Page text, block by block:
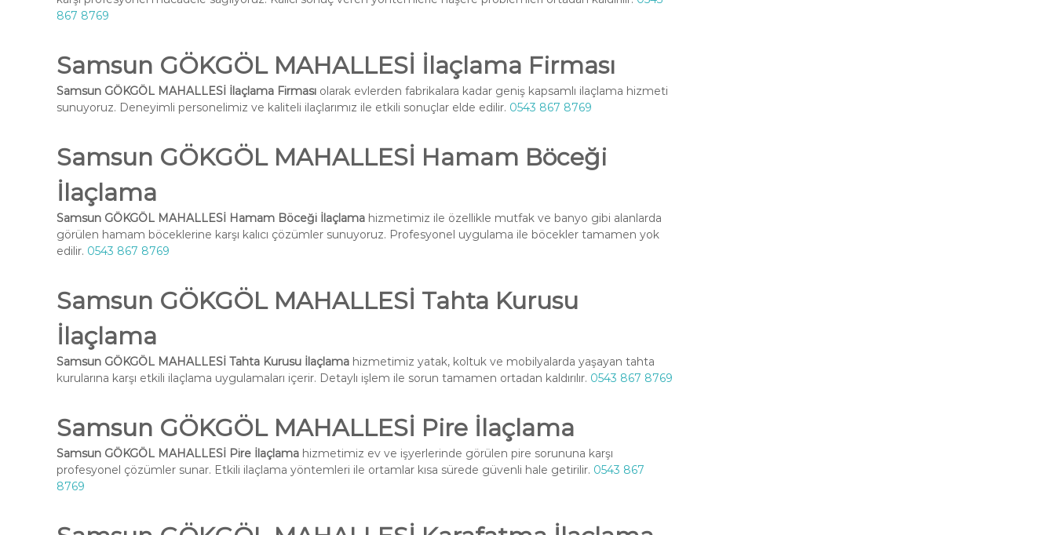
867 8769
Samsun GÖKGÖL MAHALLESİ İlaçlama Firması
Samsun GÖKGÖL MAHALLESİ İlaçlama Firması olarak evlerden fabrikalara kadar geniş kapsamlı ilaçlama hizmeti
sunuyoruz. Deneyimli personelimiz ve kaliteli ilaçlarımız ile etkili sonuçlar elde edilir. 0543 867 8769
Samsun GÖKGÖL MAHALLESİ Hamam Böceği
İlaçlama
Samsun GÖKGÖL MAHALLESİ Hamam Böceği İlaçlama hizmetimiz ile özellikle mutfak ve banyo gibi alanlarda
görülen hamam böceklerine karşı kalıcı çözümler sunuyoruz. Profesyonel uygulama ile böcekler tamamen yok
edilir. 0543 867 8769
Samsun GÖKGÖL MAHALLESİ Tahta Kurusu
İlaçlama
Samsun GÖKGÖL MAHALLESİ Tahta Kurusu İlaçlama hizmetimiz yatak, koltuk ve mobilyalarda yaşayan tahta
kurularına karşı etkili ilaçlama uygulamaları içerir. Detaylı işlem ile sorun tamamen ortadan kaldırılır. 0543 867 8769
Samsun GÖKGÖL MAHALLESİ Pire İlaçlama
Samsun GÖKGÖL MAHALLESİ Pire İlaçlama hizmetimiz ev ve işyerlerinde görülen pire sorununa karşı
profesyonel çözümler sunar. Etkili ilaçlama yöntemleri ile ortamlar kısa sürede güvenli hale getirilir. 0543 867
8769